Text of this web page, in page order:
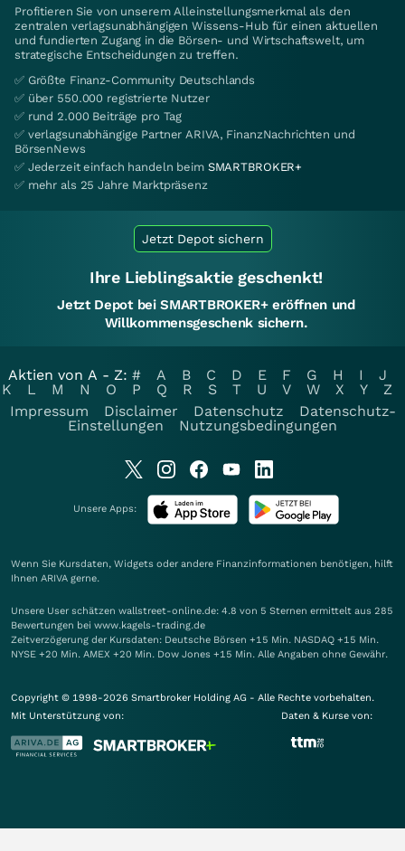
Profitieren Sie von unserem Alleinstellungsmerkmal als den
zentralen verlagsunabhängigen Wissens-Hub für einen aktuellen
und fundierten Zugang in die Börsen- und Wirtschaftswelt, um
strategische Entscheidungen zu treffen.
✅ Größte Finanz-Community Deutschlands
✅ über 550.000 registrierte Nutzer
✅ rund 2.000 Beiträge pro Tag
✅ verlagsunabhängige Partner ARIVA, FinanzNachrichten und
BörsenNews
✅ Jederzeit einfach handeln beim SMARTBROKER+
✅ mehr als 25 Jahre Marktpräsenz
Jetzt Depot sichern
Ihre Lieblingsaktie geschenkt!
Jetzt Depot bei SMARTBROKER+ eröffnen und
Willkommensgeschenk sichern.
Aktien von A - Z: # A B C D E F G H I
J
K
L M N O P Q R S T U V W X Y
Z
Impressum
Disclaimer Datenschutz
Datenschutz-
Einstellungen
Nutzungsbedingungen
Unsere Apps:
Wenn Sie Kursdaten, Widgets oder andere Finanzinformationen benötigen, hilft
Ihnen ARIVA gerne.
Unsere User schätzen wallstreet-online.de: 4.8 von 5 Sternen ermittelt aus 285
Bewertungen bei www.kagels-trading.de
Zeitverzögerung der Kursdaten: Deutsche Börsen +15 Min. NASDAQ +15 Min.
NYSE +20 Min. AMEX +20 Min. Dow Jones +15 Min. Alle Angaben ohne Gewähr.
Copyright © 1998-2026 Smartbroker Holding AG - Alle Rechte vorbehalten.
Mit Unterstützung von:
Daten & Kurse von: